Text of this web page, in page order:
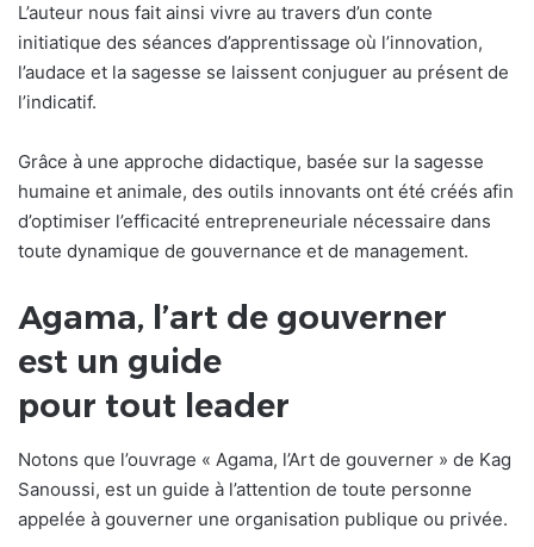
L’auteur nous fait ainsi vivre au travers d’un conte
initiatique des séances d’apprentissage où l’innovation,
l’audace et la sagesse se laissent conjuguer au présent de
l’indicatif.
Grâce à une approche didactique, basée sur la sagesse
humaine et animale, des outils innovants ont été créés afin
d’optimiser l’efficacité entrepreneuriale nécessaire dans
toute dynamique de gouvernance et de management.
Agama, l’art de gouverner
est un guide
pour tout leader
Notons que l’ouvrage « Agama, l’Art de gouverner » de Kag
Sanoussi, est un guide à l’attention de toute personne
appelée à gouverner une organisation publique ou privée.